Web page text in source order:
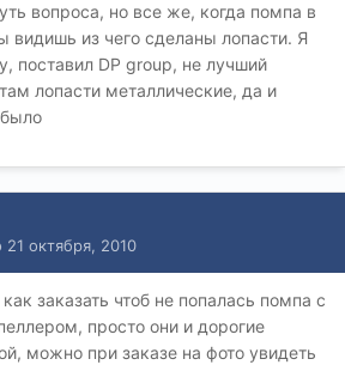
вопроса, но все же, когда помпа в
видишь из чего сделаны лопасти. Я
поставил DP group, не лучший
лопасти металлические, да и
21 октября, 2010
заказать чтоб не попалась помпа с
просто они и дорогие
можно при заказе на фото увидеть